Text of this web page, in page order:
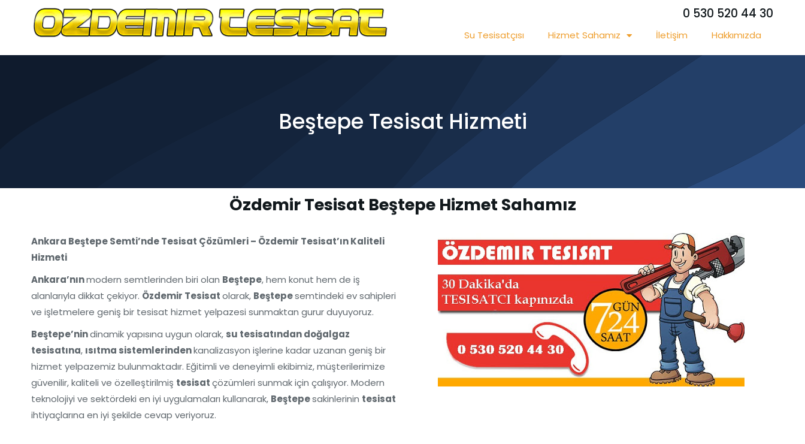
0 530 520 44 30
Su Tesisatçısı Hizmet Sahamız İletişim Hakkımızda
Beştepe Tesisat Hizmeti
Özdemir Tesisat Beştepe Hizmet Sahamız
Ankara Beştepe Semti’nde Tesisat Çözümleri – Özdemir Tesisat’ın Kaliteli
Hizmeti
Ankara’nınmodern semtlerinden biri olan Beştepe, hem konut hem de iş
alanlarıyla dikkat çekiyor. Özdemir Tesisatolarak, Beştepesemtindeki ev sahipleri
ve işletmelere geniş bir tesisat hizmet yelpazesi sunmaktan gurur duyuyoruz.
Beştepe’nindinamik yapısına uygun olarak, su tesisatından doğalgaz
tesisatına, ısıtma sistemlerindenkanalizasyon işlerine kadar uzanan geniş bir
hizmet yelpazemiz bulunmaktadır. Eğitimli ve deneyimli ekibimiz, müşterilerimize
güvenilir, kaliteli ve özelleştirilmiş tesisatçözümleri sunmak için çalışıyor. Modern
teknolojiyi ve sektördeki en iyi uygulamaları kullanarak, Beştepesakinlerinin tesisat
ihtiyaçlarına en iyi şekilde cevap veriyoruz.